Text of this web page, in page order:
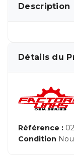
Description
Détails du
Référence :
Condition